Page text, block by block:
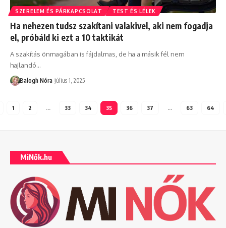
SZERELEM ÉS PÁRKAPCSOLAT TEST ÉS LÉLEK
Ha nehezen tudsz szakítani valakivel, aki nem fogadja
el, próbáld ki ezt a 10 taktikát
A szakítás önmagában is fájdalmas, de ha a másik fél nem
hajlandó…
Balogh Nóra július 1, 2025
1 2 … 33 34 35 36 37 … 63 64
MiNők.hu